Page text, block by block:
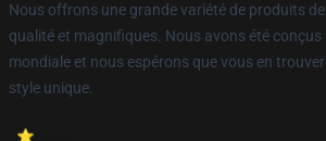
Nous offrons une grande variété de produits
qualité et magnifiques. Nous avons été conçus
mondiale et nous espérons que vous en
style unique.